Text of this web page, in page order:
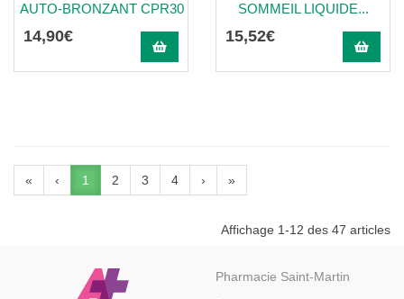
AUTO-BRONZANT CPR30
14,90€
SOMMEIL LIQUIDE...
15,52€
« ‹ 1 2 3 4 › »
Affichage 1-12 des 47 articles
Pharmacie Saint-Martin